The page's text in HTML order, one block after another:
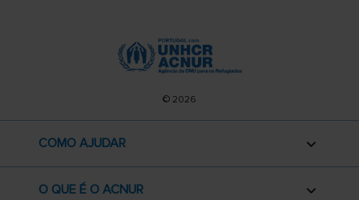
© 2026
COMO AJUDAR
O QUE É O ACNUR